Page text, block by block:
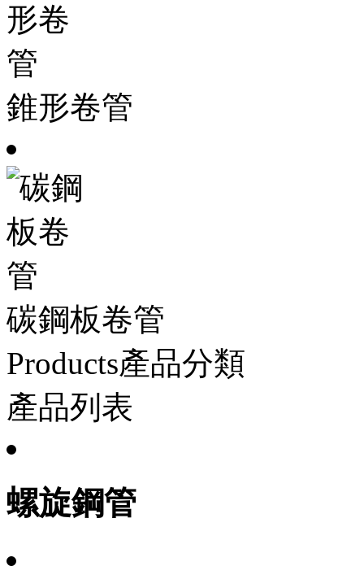
錐形卷管
碳鋼板卷管
Products產品分類
產品列表
螺旋鋼管